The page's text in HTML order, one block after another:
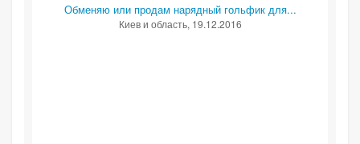
Обменяю или продам нарядный гольфик для...
Киев и область, 19.12.2016